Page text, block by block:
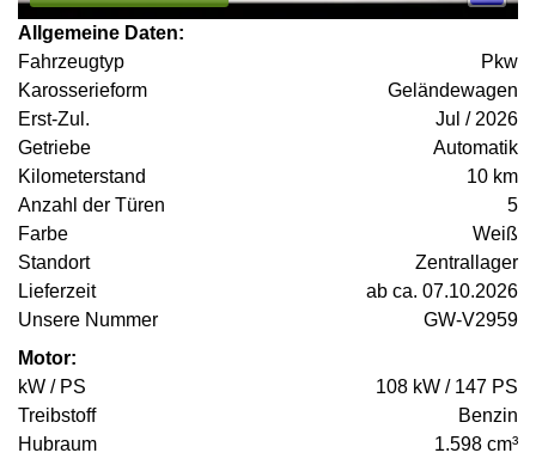
Allgemeine Daten:
Fahrzeugtyp
Pkw
Karosserieform
Geländewagen
Erst-Zul.
Jul / 2026
Getriebe
Automatik
Kilometerstand
10 km
Anzahl der Türen
5
Farbe
Weiß
Standort
Zentrallager
Lieferzeit
ab ca. 07.10.2026
Unsere Nummer
GW-V2959
Motor:
kW / PS
108 kW / 147 PS
Treibstoff
Benzin
Hubraum
1.598 cm³